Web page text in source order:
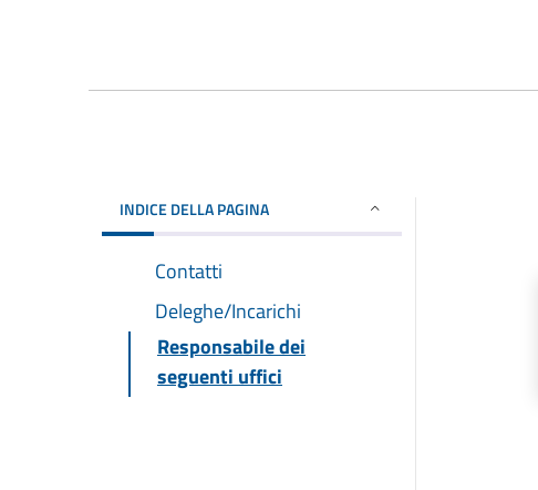
INDICE DELLA PAGINA
Contatti
Deleghe/Incarichi
Responsabile dei
seguenti uffici